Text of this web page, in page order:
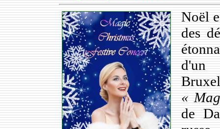
Noël
des
d'un
«
de